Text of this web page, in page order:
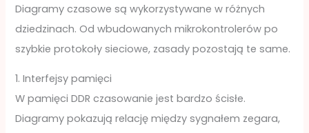
Diagramy czasowe są wykorzystywane w różnych
dziedzinach. Od wbudowanych mikrokontrolerów po
szybkie protokoły sieciowe, zasady pozostają te same.
1. Interfejsy pamięci
W pamięci DDR czasowanie jest bardzo ścisłe.
Diagramy pokazują relację między sygnałem zegara,